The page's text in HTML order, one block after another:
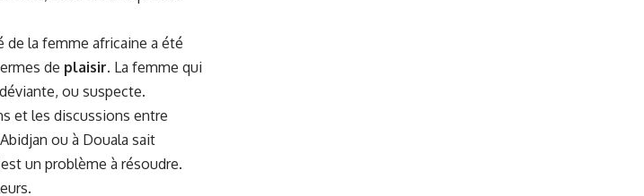
de la femme africaine a été
de plaisir. La femme qui
ou suspecte.
et les discussions entre
ou à Douala sait
un problème à résoudre.